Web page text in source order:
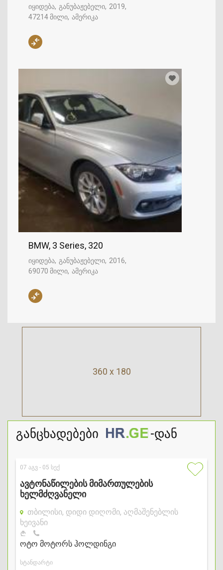
იყიდება განუბაჟებელი 2019
47214 მილი ამერიკა
BMW, 3 Series, 320
იყიდება განუბაჟებელი 2016
69070 მილი ამერიკა
360 x 180